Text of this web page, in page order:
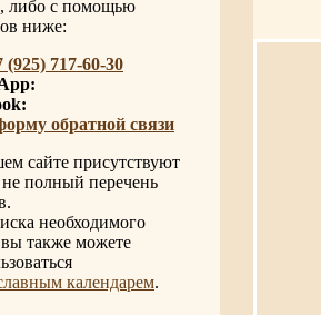
либо с помощью
ниже:
(925) 717-60-30
обратной связи
сайте присутствуют
не полный перечень
необходимого
вы также можете
календарем.